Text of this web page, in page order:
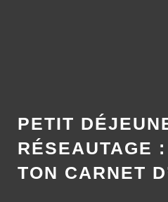
PETIT
RÉSEAUTAGE
TON CARNET